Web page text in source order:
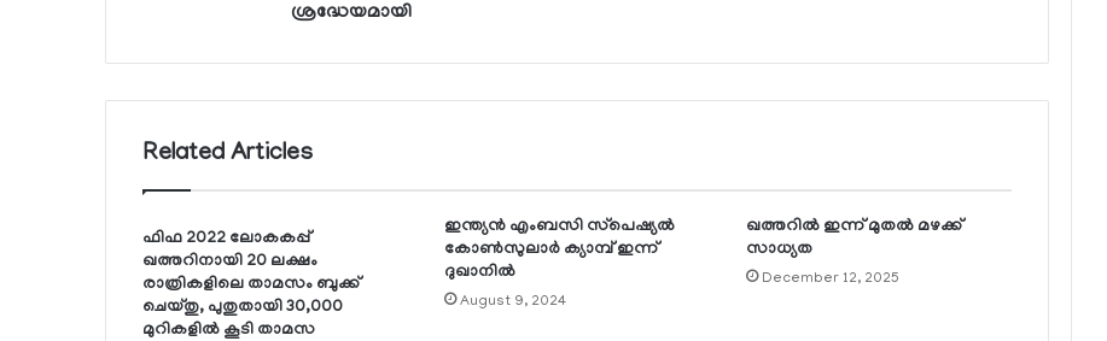
ശ്രദ്ധേയമായി
Related Articles
ഫിഫ 2022 ലോകകപ്പ്
ഖത്തറിനായി 20 ലക്ഷം
രാത്രികളിലെ താമസം ബുക്ക്
ചെയ്തു, പുതുതായി 30,000
മുറികളില്‍ കൂടി താമസ
ഇന്ത്യന്‍ എംബസി സ്‌പെഷ്യല്‍
കോണ്‍സുലാര്‍ ക്യാമ്പ് ഇന്ന്
ദുഖാനില്‍
August 9, 2024
ഖത്തറില്‍ ഇന്ന് മുതല്‍ മഴക്ക്
സാധ്യത
December 12, 2025